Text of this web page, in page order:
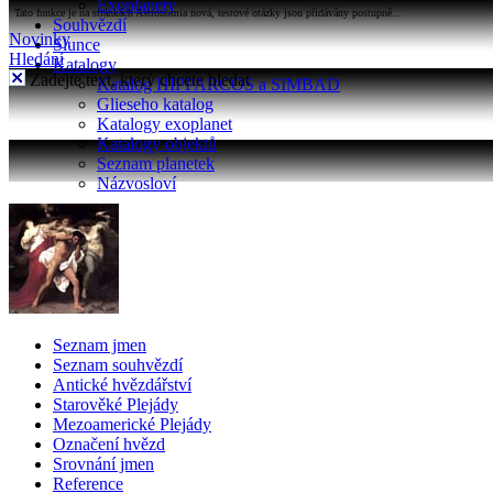
Exoplanety
Souhvězdí
Slunce
Katalogy
Katalog HIPPARCOS a SIMBAD
Glieseho katalog
Katalogy exoplanet
Katalogy objektů
Seznam planetek
Názvosloví
Tato funkce je na stránkách Astronomia nová, testové otázky jsou přidávány postupně...
Novinky
Hledání
Zadejte text, který chcete hledat
Seznam jmen
Seznam souhvězdí
Antické hvězdářství
Starověké Plejády
Mezoamerické Plejády
Označení hvězd
Srovnání jmen
Reference